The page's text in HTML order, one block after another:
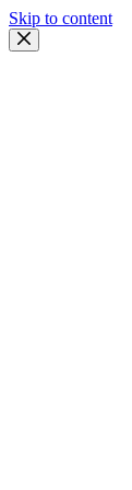
Skip to content